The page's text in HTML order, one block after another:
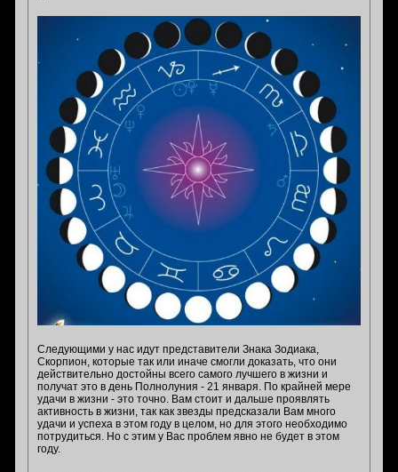
Следующими у нас идут представители Знака Зодиака,
Скорпион, которые так или иначе смогли доказать, что они
действительно достойны всего самого лучшего в жизни и
получат это в день Полнолуния - 21 января. По крайней мере
удачи в жизни - это точно. Вам стоит и дальше проявлять
активность в жизни, так как звезды предсказали Вам много
удачи и успеха в этом году в целом, но для этого необходимо
потрудиться. Но с этим у Вас проблем явно не будет в этом
году.